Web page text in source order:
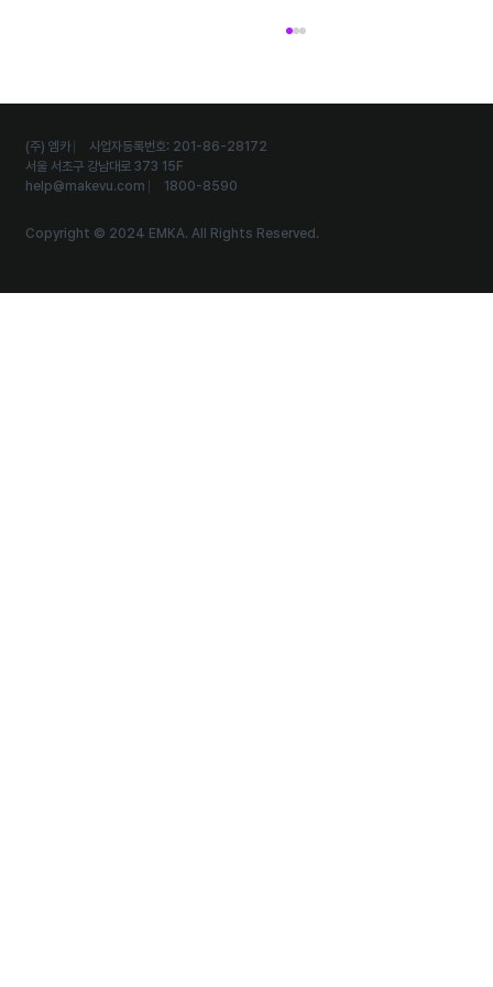
(주) 엠카 ⎸ 사업자등록번호: 201-86-28172
서울 서초구 강남대로 373 15F
help@makevu.com ⎸ 1800-8590
Copyright © 2024 EMKA. All Rights Reserved.